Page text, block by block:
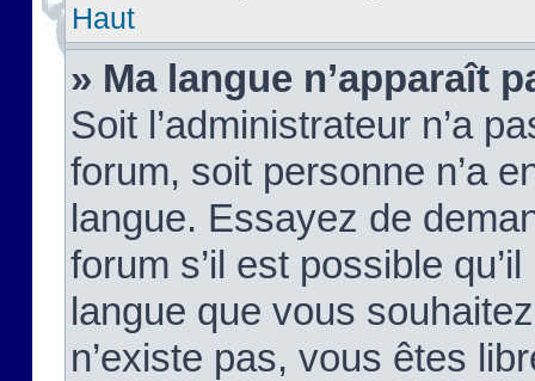
Haut
» Ma langue n’apparaît
Soit l’administrateur n’a
forum, soit personne n’a
langue. Essayez de
forum s’il est possible
langue que vous
n’existe pas, vous êtes